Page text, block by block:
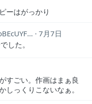
ーはがっかり
7月7日
した。
すごい。作画はまぁ良
しっくりこないなぁ。